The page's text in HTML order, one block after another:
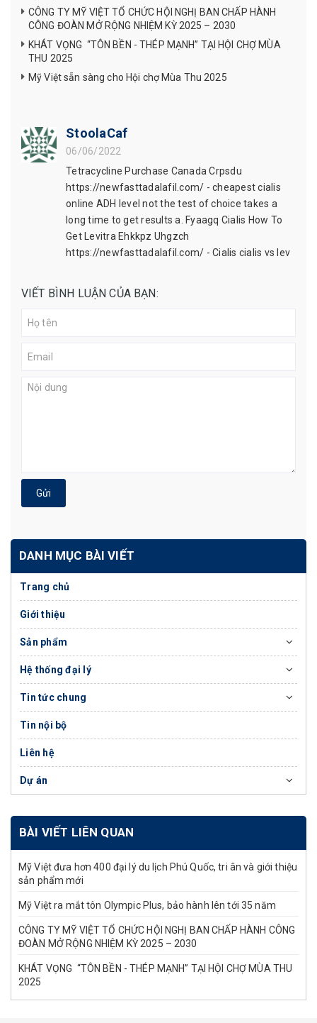
CÔNG TY MỸ VIỆT TỔ CHỨC HỘI NGHỊ BAN CHẤP HÀNH
CÔNG ĐOÀN MỞ RỘNG NHIỆM KỲ 2025 – 2030
KHÁT VỌNG “TÔN BỀN - THÉP MẠNH” TẠI HỘI CHỢ MÙA
THU 2025
Mỹ Việt sẵn sàng cho Hội chợ Mùa Thu 2025
StoolaCaf
06/06/2022
Tetracycline Purchase Canada Crpsdu
https://newfasttadalafil.com/ - cheapest cialis
online ADH level not the test of choice takes a
long time to get results a. Fyaagq Cialis How To
Get Levitra Ehkkpz Uhgzch
https://newfasttadalafil.com/ - Cialis cialis vs lev
VIẾT BÌNH LUẬN CỦA BẠN:
Gửi
DANH MỤC BÀI VIẾT
Trang chủ
Giới thiệu
Sản phẩm
Hệ thống đại lý
Tin tức chung
Tin nội bộ
Liên hệ
Dự án
BÀI VIẾT LIÊN QUAN
Mỹ Việt đưa hơn 400 đại lý du lịch Phú Quốc, tri ân và giới thiệu
sản phẩm mới
Mỹ Việt ra mắt tôn Olympic Plus, bảo hành lên tới 35 năm
CÔNG TY MỸ VIỆT TỔ CHỨC HỘI NGHỊ BAN CHẤP HÀNH CÔNG
ĐOÀN MỞ RỘNG NHIỆM KỲ 2025 – 2030
KHÁT VỌNG “TÔN BỀN - THÉP MẠNH” TẠI HỘI CHỢ MÙA THU
2025